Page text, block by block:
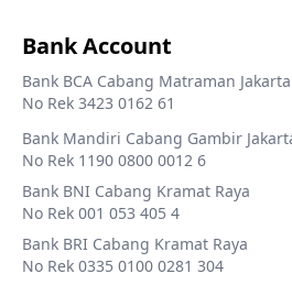
Bank Account
Bank BCA Cabang Matraman Jakarta
No Rek 3423 0162 61
Bank Mandiri Cabang Gambir
No Rek 1190 0800 0012 6
Bank BNI Cabang Kramat Raya
No Rek 001 053 405 4
Bank BRI Cabang Kramat Raya
No Rek 0335 0100 0281 304